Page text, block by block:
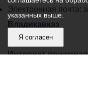
города
Владикавказ:
Электронная почта:
Владикавказ
АМС
Интернет приемная
указанных выше.
Я согласен